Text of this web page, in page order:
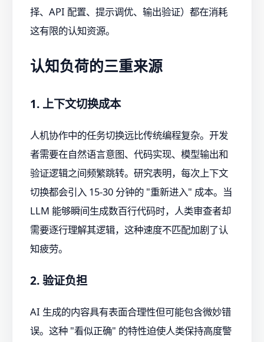
择、API 配置、提示调优、输出验证）都在消耗
这有限的认知资源。
认知负荷的三重来源
1. 上下文切换成本
人机协作中的任务切换远比传统编程复杂。开发
者需要在自然语言意图、代码实现、模型输出和
验证逻辑之间频繁跳转。研究表明，每次上下文
切换都会引入 15-30 分钟的 "重新进入" 成本。当
LLM 能够瞬间生成数百行代码时，人类审查者却
需要逐行理解其逻辑，这种速度不匹配加剧了认
知疲劳。
2. 验证负担
AI 生成的内容具有表面合理性但可能包含微妙错
误。这种 "看似正确" 的特性迫使人类保持高度警